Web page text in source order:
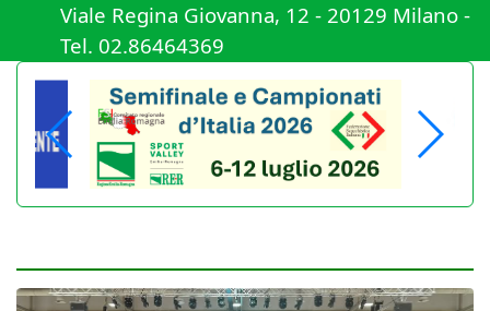
Viale Regina Giovanna, 12 - 20129 Milano -
Tel. 02.86464369